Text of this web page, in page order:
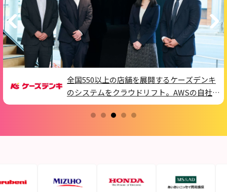
広島県のカキ養殖DXを加速させる。厳格な
セキュリティ要件を2カ月半でクリア